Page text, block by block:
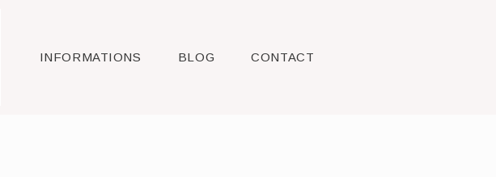
INFORMATIONS BLOG CONTACT